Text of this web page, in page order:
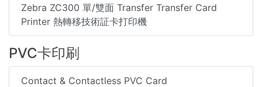
Zebra ZC300 單/雙面 Transfer Transfer Card
Printer 熱轉移技術証卡打印機
PVC卡印刷
Contact & Contactless PVC Card